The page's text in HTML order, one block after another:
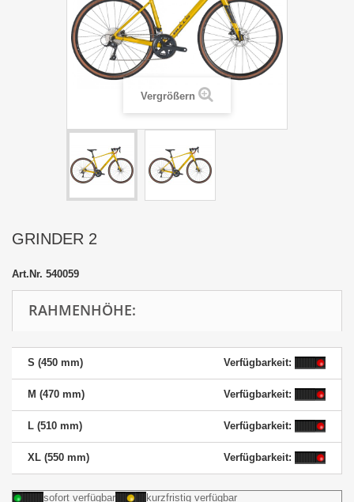
Vergrößern
GRINDER 2
Art.Nr. 540059
RAHMENHÖHE:
S (450 mm) Verfügbarkeit:
M (470 mm) Verfügbarkeit:
L (510 mm) Verfügbarkeit:
XL (550 mm) Verfügbarkeit:
sofort verfügbar
kurzfristig verfügbar